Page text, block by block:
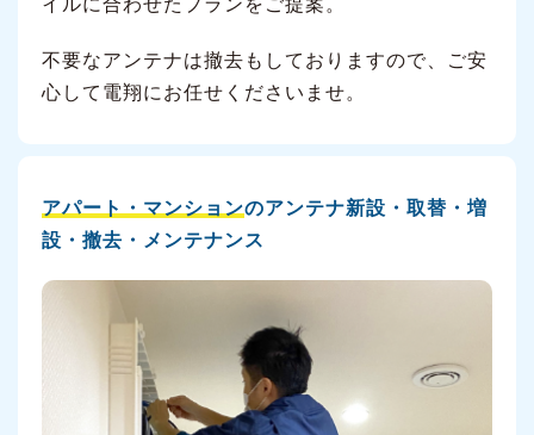
イルに合わせたプランをご提案。
不要なアンテナは撤去もしておりますので、ご安
心して電翔にお任せくださいませ。
アパート・マンションのアンテナ新設・取替・増
設・撤去・メンテナンス